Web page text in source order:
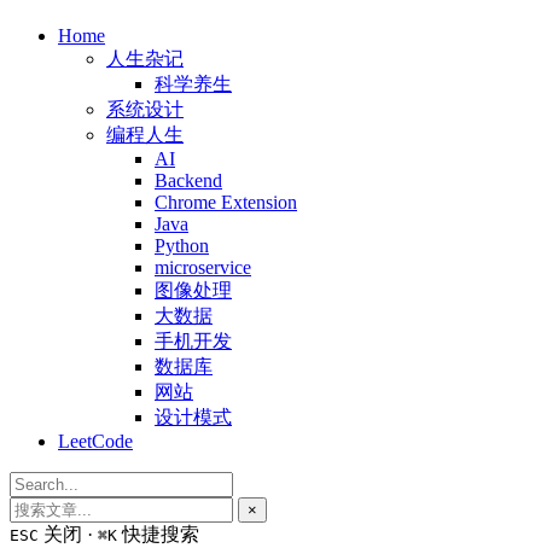
Home
人生杂记
科学养生
系统设计
编程人生
AI
Backend
Chrome Extension
Java
Python
microservice
图像处理
大数据
手机开发
数据库
网站
设计模式
LeetCode
×
ESC 关闭 · ⌘K 快捷搜索